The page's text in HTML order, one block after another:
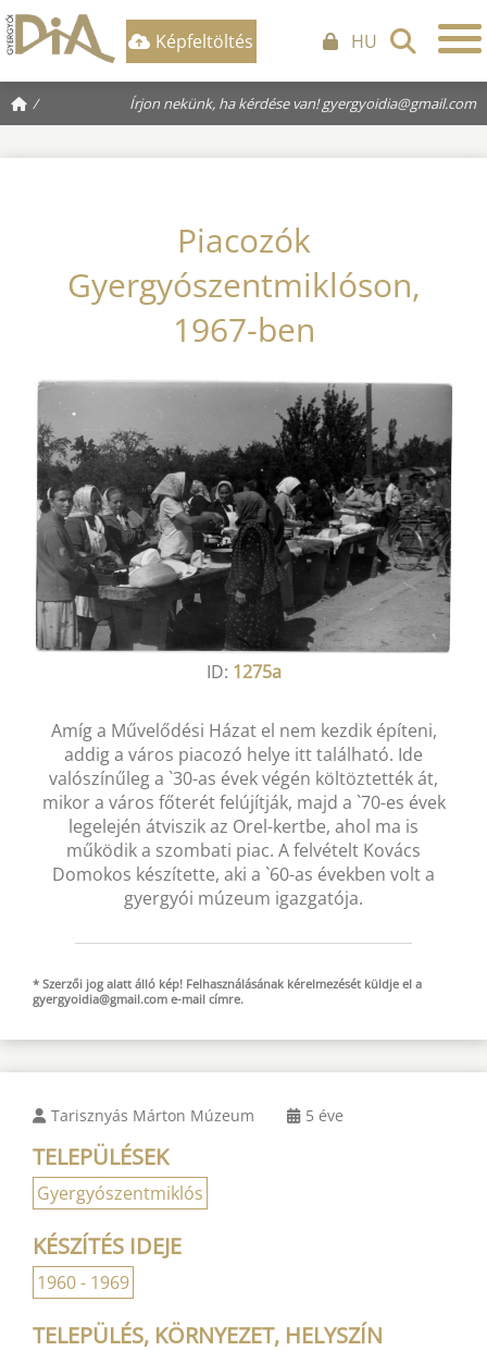
Képfeltöltés HU
/ Írjon nekünk, ha kérdése van!gyergyoidia@gmail.com
Piacozók
Gyergyószentmiklóson,
1967-ben
ID: 1275a
Amíg a Művelődési Házat el nem kezdik építeni,
addig a város piacozó helye itt található. Ide
valószínűleg a `30-as évek végén költöztették át,
mikor a város főterét felújítják, majd a `70-es évek
legelején átviszik az Orel-kertbe, ahol ma is
működik a szombati piac. A felvételt Kovács
Domokos készítette, aki a `60-as években volt a
gyergyói múzeum igazgatója.
* Szerzői jog alatt álló kép! Felhasználásának kérelmezését küldje el a
gyergyoidia@gmail.com e-mail címre.
Tarisznyás Márton Múzeum 5 éve
TELEPÜLÉSEK
Gyergyószentmiklós
KÉSZÍTÉS IDEJE
1960 - 1969
TELEPÜLÉS, KÖRNYEZET, HELYSZÍN